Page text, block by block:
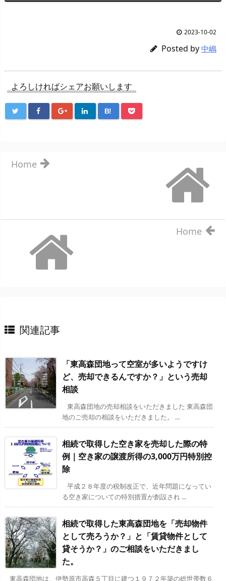
2023-10-02
Posted by 中嶋
よろしければシェアお願いします
B!
Home
Home
関連記事
「東高森団地って空室が多いようですけ
ど、売却できるんですか？」という売却
相談
東高森団地の売却相談をいただきました 東高森団
地のご売却の相談をいただきました。 ...
相続で取得した空き家を売却した際の特
例｜空き家の譲渡所得の3,000万円特別控
除
平成２８年度の税制改正で、近年問題になってい
る空き家についての特別措置が創設され ...
相続で取得した東高森団地を「売却物件
として売ろうか？」と「賃貸物件として
貸そうか？」のご相談をいただきまし
た。
東高森団地は、伊勢原市高森５丁目に建つ１９７２年築の総世帯数６